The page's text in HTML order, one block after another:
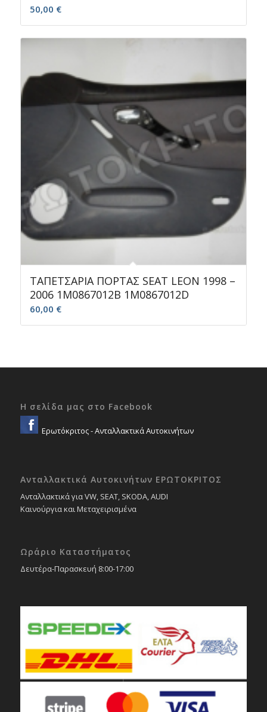
50,00 €
ΤΑΠΕΤΣΑΡΙΑ ΠΟΡΤΑΣ SEAT LEON 1998 –
2006 1M0867012B 1M0867012D
60,00 €
Η σελίδα μας στο Facebook
Ερωτόκριτος - Ανταλλακτικά Αυτοκινήτων
Ανταλλακτικά Αυτοκινήτων ΕΡΩΤΟΚΡΙΤΟΣ
Ανταλλακτικά για VW, SEAT, SKODA, AUDI
Καινούργια και Μεταχειρισμένα
Ωράριο Καταστήματος
Δευτέρα-Παρασκευή 8:00-17:00